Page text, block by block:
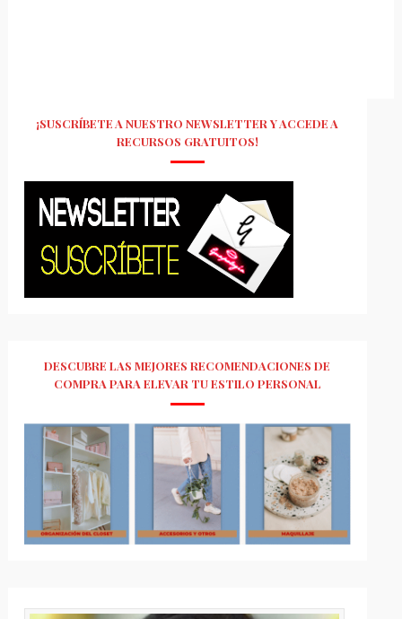
¡SUSCRÍBETE A NUESTRO NEWSLETTER Y ACCEDE A
RECURSOS GRATUITOS!
DESCUBRE LAS MEJORES RECOMENDACIONES DE
COMPRA PARA ELEVAR TU ESTILO PERSONAL